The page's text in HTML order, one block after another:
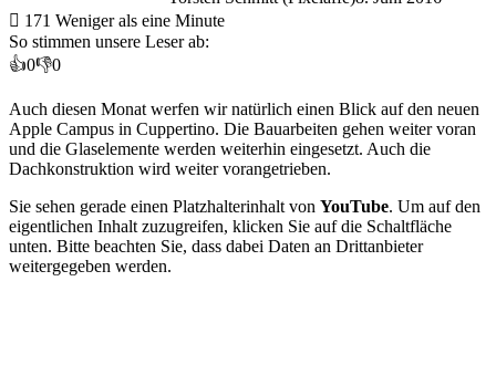
171 Weniger als eine Minute
So stimmen unsere Leser ab:
👍0👎0
Auch diesen Monat werfen wir natürlich einen Blick auf den neuen
Apple Campus in Cuppertino. Die Bauarbeiten gehen weiter voran
und die Glaselemente werden weiterhin eingesetzt. Auch die
Dachkonstruktion wird weiter vorangetrieben.
Sie sehen gerade einen Platzhalterinhalt von YouTube. Um auf den
eigentlichen Inhalt zuzugreifen, klicken Sie auf die Schaltfläche
unten. Bitte beachten Sie, dass dabei Daten an Drittanbieter
weitergegeben werden.